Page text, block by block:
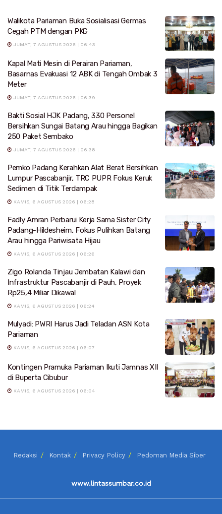
Walikota Pariaman Buka Sosialisasi Germas
Cegah PTM dengan PKG
JUMAT, 7 AGUSTUS 2026 | 06:43
Kapal Mati Mesin di Perairan Pariaman,
Basarnas Evakuasi 12 ABK di Tengah Ombak 3
Meter
JUMAT, 7 AGUSTUS 2026 | 06:39
Bakti Sosial HJK Padang, 330 Personel
Bersihkan Sungai Batang Arau hingga Bagikan
250 Paket Sembako
JUMAT, 7 AGUSTUS 2026 | 06:38
Pemko Padang Kerahkan Alat Berat Bersihkan
Lumpur Pascabanjir, TRC PUPR Fokus Keruk
Sedimen di Titik Terdampak
KAMIS, 6 AGUSTUS 2026 | 06:28
Fadly Amran Perbarui Kerja Sama Sister City
Padang-Hildesheim, Fokus Pulihkan Batang
Arau hingga Pariwisata Hijau
KAMIS, 6 AGUSTUS 2026 | 06:26
Zigo Rolanda Tinjau Jembatan Kalawi dan
Infrastruktur Pascabanjir di Pauh, Proyek
Rp25,4 Miliar Dikawal
KAMIS, 6 AGUSTUS 2026 | 06:24
Mulyadi: PWRI Harus Jadi Teladan ASN Kota
Pariaman
KAMIS, 6 AGUSTUS 2026 | 06:07
Kontingen Pramuka Pariaman Ikuti Jamnas XII
di Buperta Cibubur
KAMIS, 6 AGUSTUS 2026 | 06:04
Redaksi Kontak Privacy Policy Pedoman Media Siber
www.lintassumbar.co.id